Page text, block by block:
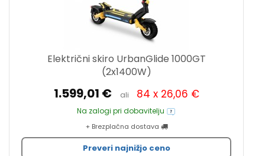
Električni skiro UrbanGlide 1000GT
(2x1400W)
1.599,01 € ali 84 x 26,06 €
Na zalogi pri dobavitelju
+ Brezplačna dostava
Preveri najnižjo ceno